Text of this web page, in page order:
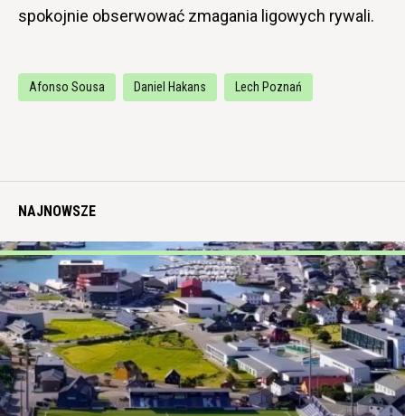
spokojnie obserwować zmagania ligowych rywali.
Afonso Sousa Daniel Hakans Lech Poznań
NAJNOWSZE